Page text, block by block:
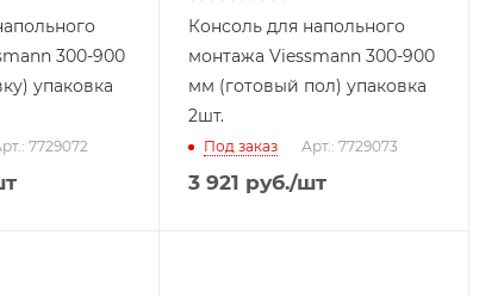
300-900
упаковка
7729072
Консоль для напольного
монтажа Viessmann 300-900
мм (готовый пол) упаковка
2шт.
Под заказ Арт.: 7729073
3 921 руб./шт